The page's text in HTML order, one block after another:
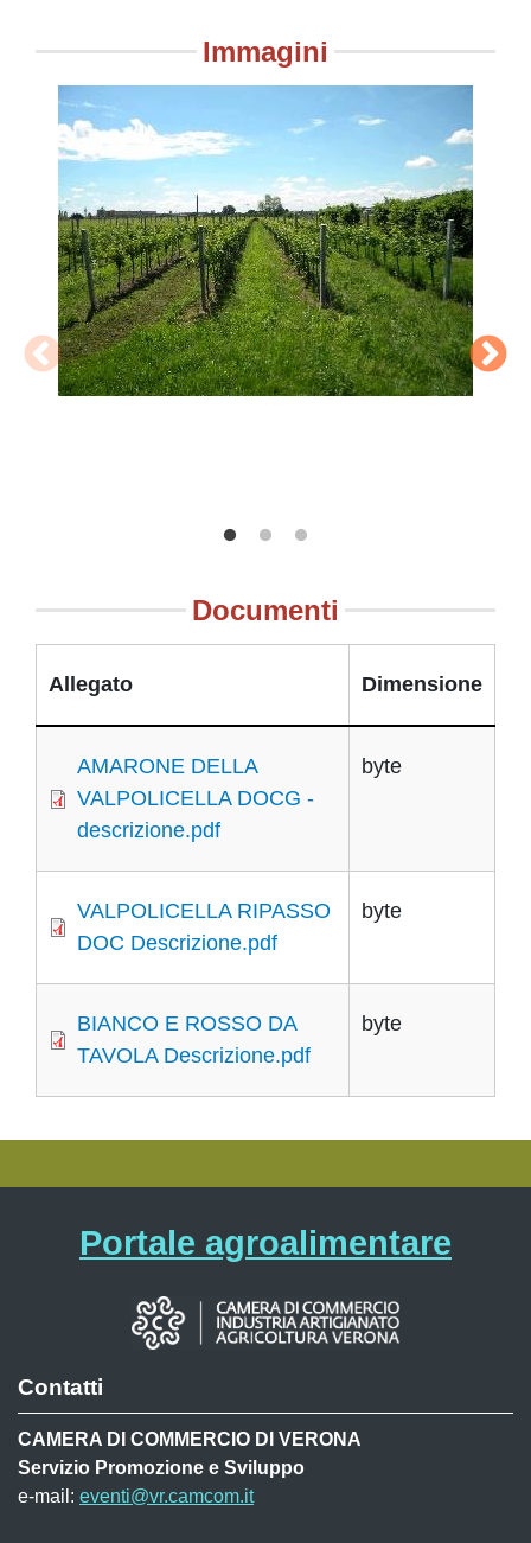
Immagini
Documenti
Allegato Dimensione
AMARONE DELLA
VALPOLICELLA DOCG -
descrizione.pdf
byte
VALPOLICELLA RIPASSO
DOC Descrizione.pdf
byte
BIANCO E ROSSO DA
TAVOLA Descrizione.pdf
byte
Portale agroalimentare
Contatti
CAMERA DI COMMERCIO DI VERONA
Servizio Promozione e Sviluppo
e-mail: eventi@vr.camcom.it